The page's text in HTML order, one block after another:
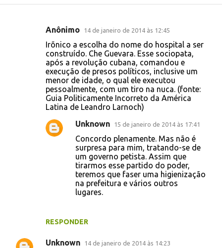
Anônimo 14 de janeiro de 2014 às 12:45
Irõnico a escolha do nome do hospital a ser
construído. Che Guevara. Esse sociopata,
após a revolução cubana, comandou e
execução de presos políticos, inclusive um
menor de idade, o qual ele executou
pessoalmente, com um tiro na nuca. (fonte:
Guia Politicamente Incorreto da América
Latina de Leandro Larnoch)
RESPONDER
Unknown 15 de janeiro de 2014 às 17:41
Concordo plenamente. Mas não é
surpresa para mim, tratando-se de
um governo petista. Assim que
tirarmos esse partido do poder,
teremos que faser uma higienização
na prefeitura e vários outros
lugares.
Unknown 14 de janeiro de 2014 às 14:23